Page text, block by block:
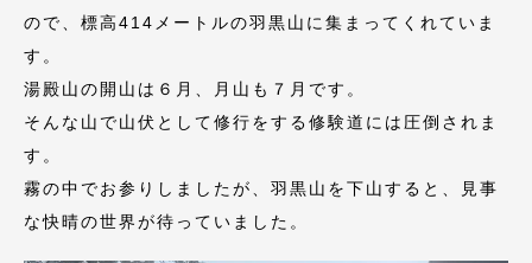
ので、標高414メートルの羽黒山に集まってくれていま
す。
湯殿山の開山は６月、月山も７月です。
そんな山で山伏として修行をする修験道には圧倒されま
す。
霧の中でお参りしましたが、羽黒山を下山すると、見事
な快晴の世界が待っていました。